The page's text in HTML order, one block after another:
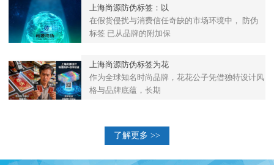
上海尚源防伪标签：以
在假货侵扰与消费信任奇缺的市场环境中， 防伪
标签 已从品牌的附加保
上海尚源防伪标签为花
作为全球知名时尚品牌，花花公子凭借独特设计风
格与品牌底蕴，长期
了解更多 >>